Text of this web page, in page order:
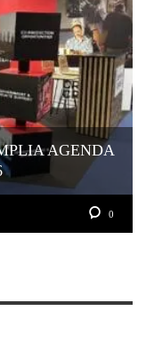
AGENDA
0